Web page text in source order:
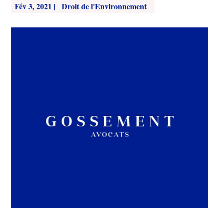
Fév 3, 2021 | Droit de l'Environnement